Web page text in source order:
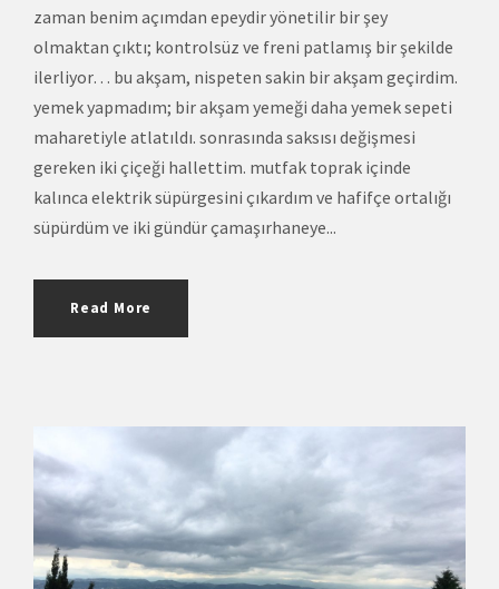
zaman benim açımdan epeydir yönetilir bir şey
olmaktan çıktı; kontrolsüz ve freni patlamış bir şekilde
ilerliyor… bu akşam, nispeten sakin bir akşam geçirdim.
yemek yapmadım; bir akşam yemeği daha yemek sepeti
maharetiyle atlatıldı. sonrasında saksısı değişmesi
gereken iki çiçeği hallettim. mutfak toprak içinde
kalınca elektrik süpürgesini çıkardım ve hafifçe ortalığı
süpürdüm ve iki gündür çamaşırhaneye...
Read More